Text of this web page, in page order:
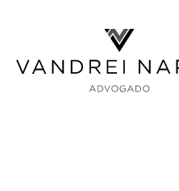
Vandrei Nappo - Advogado